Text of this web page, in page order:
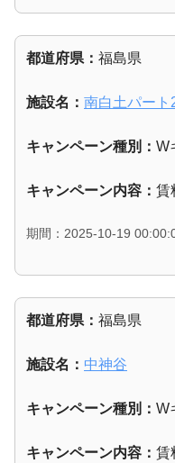
都道府県： 福島県
施設名： 南白土パート
キャンペーン種別： W
キャンペーン内容： 賃
期間：2025-10-19
都道府県： 福島県
施設名： 中神谷
キャンペーン種別： W
キャンペーン内容： 賃